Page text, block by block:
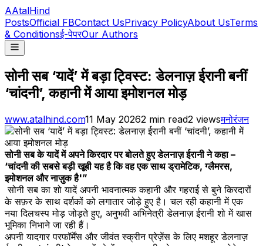
AAtalHind
PostsOfficial FBContact UsPrivacy PolicyAbout UsTerms
& Conditionsई-पेपरOur Authors
सोनी सब ‘यादें’ में बड़ा ट्विस्ट: डेलनाज़ ईरानी बनीं
‘चांदनी’, कहानी में आया इमोशनल मोड़
www.atalhind.com11 May 20262 min read2 viewsमनोरंजन
सोनी सब के यादें में अपने किरदार पर बोलते हुए डेलनाज़ ईरानी ने कहा –
‘चांदनी की सबसे बड़ी खूबी यह है कि वह एक साथ ड्रामेटिक, ग्लैमरस,
इमोशनल और नाज़ुक है'”
सोनी सब का शो यादें अपनी भावनात्मक कहानी और गहराई से बुने किरदारों
के सफ़र के साथ दर्शकों को लगातार जोड़े हुए है। चल रही कहानी में एक
नया दिलचस्प मोड़ जोड़ते हुए, अनुभवी अभिनेत्री डेलनाज़ ईरानी शो में खास
भूमिका निभाने जा रही हैं।
अपनी यादगार परफॉर्मेंस और जीवंत स्क्रीन प्रेज़ेंस के लिए मशहूर डेलनाज़